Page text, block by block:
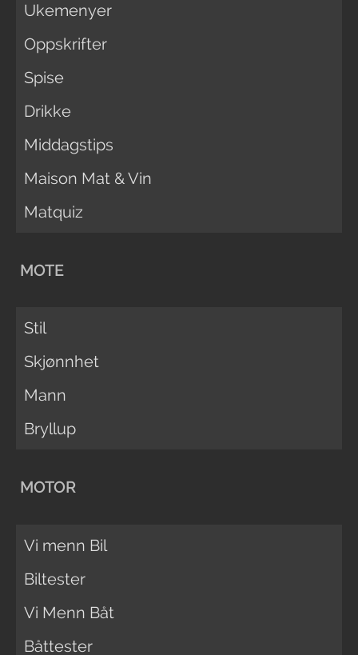
Ukemenyer
Oppskrifter
Spise
Drikke
Middagstips
Maison Mat & Vin
Matquiz
MOTE
Stil
Skjønnhet
Mann
Bryllup
MOTOR
Vi menn Bil
Biltester
Vi Menn Båt
Båttester